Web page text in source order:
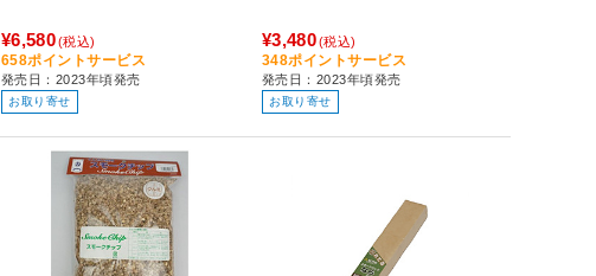
¥6,580(税込)
658ポイントサービス
発売日：2023年頃発売
お取り寄せ
¥3,480(税込)
348ポイントサービス
発売日：2023年頃発売
お取り寄せ